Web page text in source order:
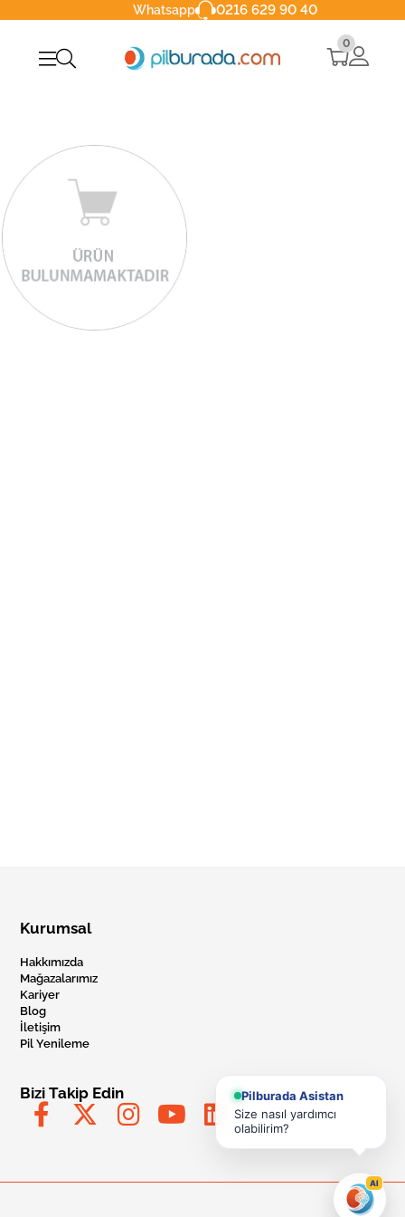
Whatsapp 0216 629 90 40
0
Kurumsal
Hakkımızda
Mağazalarımız
Kariyer
Blog
İletişim
Pil Yenileme
Bizi Takip Edin
Pilburada Asistan
Size nasıl yardımcı
olabilirim?
AI